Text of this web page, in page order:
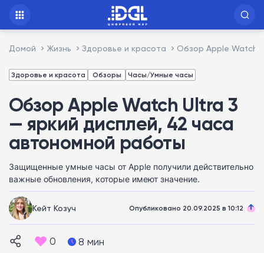
Домой Жизнь Здоровье и красота Обзор Apple Watch
Здоровье и красота Обзоры Часы/Умные часы
Обзор Apple Watch Ultra 3
— яркий дисплей, 42 часа
автономной работы
Защищенные умные часы от Apple получили действительно
важные обновления, которые имеют значение.
Кейт Козуч Опубликовано 20.09.2025 в 10:12
0 8 мин